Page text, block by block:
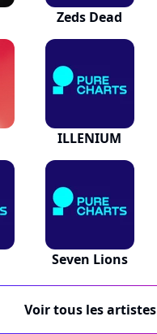
Zeds Dead
ILLENIUM
Seven Lions
Voir tous les artistes